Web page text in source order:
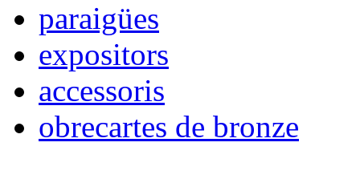
paraigües
expositors
accessoris
obrecartes de bronze